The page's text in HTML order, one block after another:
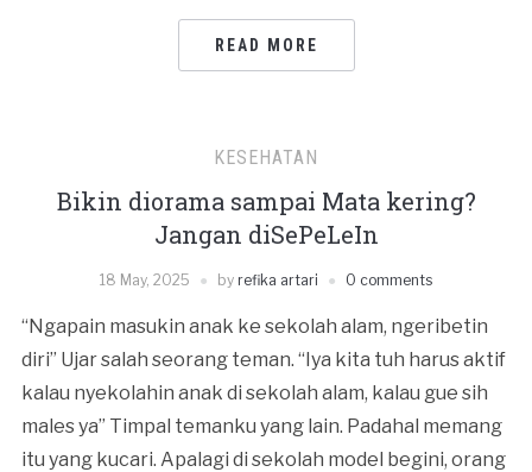
READ MORE
KESEHATAN
Bikin diorama sampai Mata kering?
Jangan diSePeLeIn
18 May, 2025 by refika artari 0 comments
“Ngapain masukin anak ke sekolah alam, ngeribetin
diri” Ujar salah seorang teman. “Iya kita tuh harus aktif
kalau nyekolahin anak di sekolah alam, kalau gue sih
males ya” Timpal temanku yang lain. Padahal memang
itu yang kucari. Apalagi di sekolah model begini, orang